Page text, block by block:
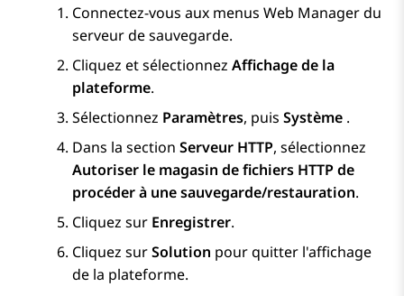
Connectez-vous aux menus Web Manager du
serveur de sauvegarde.
Cliquez et sélectionnez Affichage de la
plateforme.
Sélectionnez Paramètres, puis Système .
Dans la section Serveur HTTP, sélectionnez
Autoriser le magasin de fichiers HTTP de
procéder à une sauvegarde/restauration.
Cliquez sur Enregistrer.
Cliquez surSolution pour quitter l'affichage
de la plateforme.